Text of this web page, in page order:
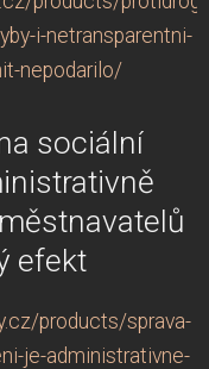
i-netransparentni-
nepodarilo/
sociální
efekt
products/sprava-
je-administrativne-